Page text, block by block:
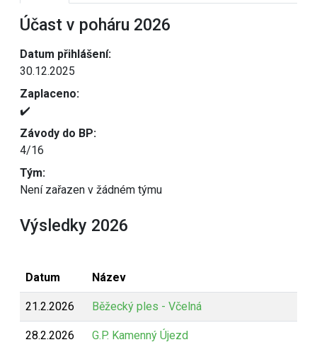
Účast v poháru 2026
Datum přihlášení:
30.12.2025
Zaplaceno:
✔️
Závody do BP:
4/16
Tým:
Není zařazen v žádném týmu
Výsledky 2026
Datum Název
21.2.2026 Běžecký ples - Včelná
28.2.2026 G.P. Kamenný Újezd